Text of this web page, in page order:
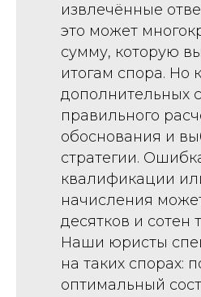
извлечённые
это может
сумму, которую
итогам спора. Но
дополнительных
правильного
обоснования и
стратегии.
квалификации
начисления
десятков и сотен
Наши юристы
на таких спорах:
оптимальный